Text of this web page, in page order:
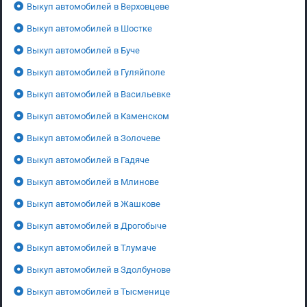
Выкуп автомобилей в Верховцеве
Выкуп автомобилей в Шостке
Выкуп автомобилей в Буче
Выкуп автомобилей в Гуляйполе
Выкуп автомобилей в Васильевке
Выкуп автомобилей в Каменском
Выкуп автомобилей в Золочеве
Выкуп автомобилей в Гадяче
Выкуп автомобилей в Млинове
Выкуп автомобилей в Жашкове
Выкуп автомобилей в Дрогобыче
Выкуп автомобилей в Тлумаче
Выкуп автомобилей в Здолбунове
Выкуп автомобилей в Тысменице